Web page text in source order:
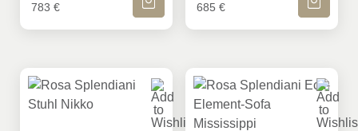
783 € 685 €